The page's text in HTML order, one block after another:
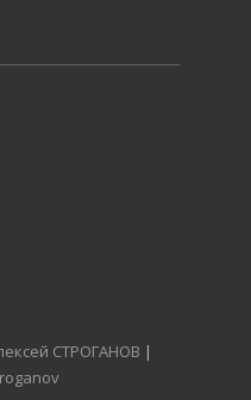
СТРОГАНОВ |